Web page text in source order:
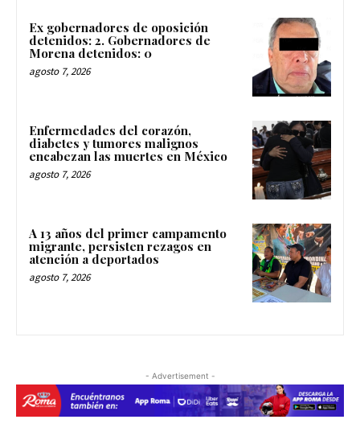
Ex gobernadores de oposición
detenidos: 2. Gobernadores de
Morena detenidos: 0
agosto 7, 2026
Enfermedades del corazón,
diabetes y tumores malignos
encabezan las muertes en México
agosto 7, 2026
A 13 años del primer campamento
migrante, persisten rezagos en
atención a deportados
agosto 7, 2026
- Advertisement -